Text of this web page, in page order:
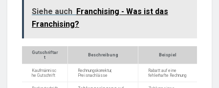
Siehe auch Franchising - Was ist das
Franchising?
Gutschriftar
t
Beschreibung Beispiel
Kaufmännisc
he Gutschrift
Rechnungskorrektur,
Preisnachlässe
Rabatt auf eine
fehlerhafte Rechnung